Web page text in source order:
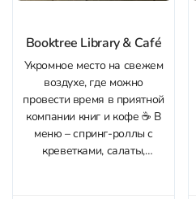
Booktree Library & Café
Укромное место на свежем
воздухе, где можно
провести время в приятной
компании книг и кофе ☕️ В
меню – спринг-роллы с
креветками, салаты,